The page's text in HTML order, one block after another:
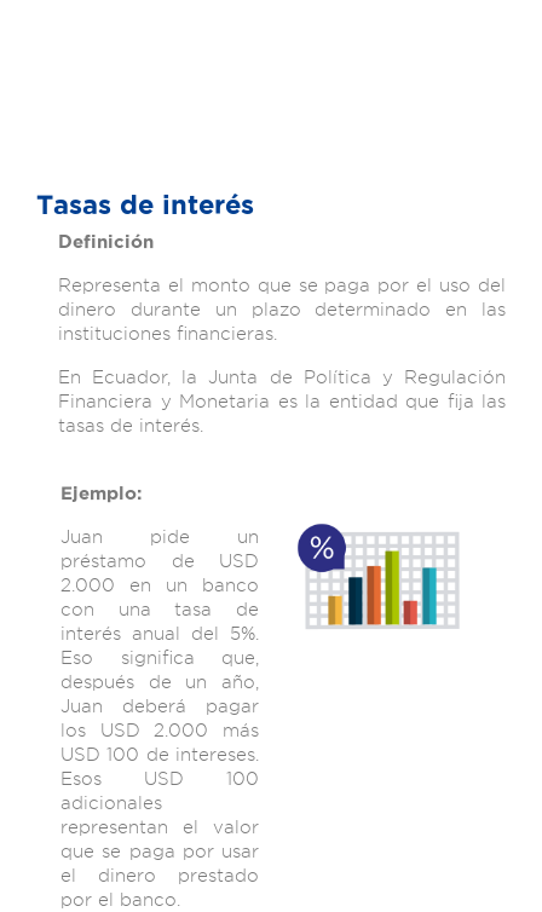
Tasas de interés
Definición
Representa el monto que se paga por el uso del
dinero durante un plazo determinado en las
instituciones financieras.
En Ecuador, la Junta de Política y Regulación
Financiera y Monetaria es la entidad que fija las
tasas de interés.
Ejemplo:
Juan pide un
préstamo de USD
2.000 en un banco
con una tasa de
interés anual del 5%.
Eso significa que,
después de un año,
Juan deberá pagar
los USD 2.000 más
USD 100 de intereses.
Esos USD 100
adicionales
representan el valor
que se paga por usar
el dinero prestado
por el banco.